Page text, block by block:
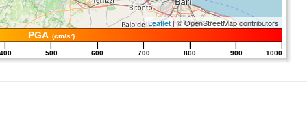
Leaflet| © OpenStreetMap contributors
PGA (cm/s²)
|
400
|
500
|
600
|
700
|
800
|
900
|
1000